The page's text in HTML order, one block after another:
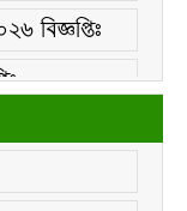
বিজ্ঞপ্তিঃ
দিবস ও